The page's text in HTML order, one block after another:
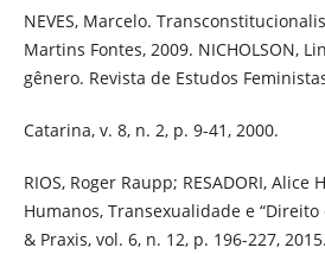
NEVES, Marcelo.
Martins Fontes, 2009. NICHOLSON,
gênero. Revista de Estudos
Catarina, v. 8, n. 2, p. 9-41, 2000.
RIOS, Roger Raupp; RESADORI, Alice
Humanos, Transexualidade e
& Praxis, vol. 6, n. 12, p. 196-227,